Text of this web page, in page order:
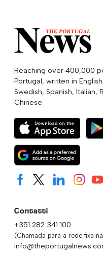
Reaching over 400,000
Portugal, written in
Swedish, Spanish, Italian,
Chinese.
Contatti
+351 282 341 100
(Chamada para a rede fixa